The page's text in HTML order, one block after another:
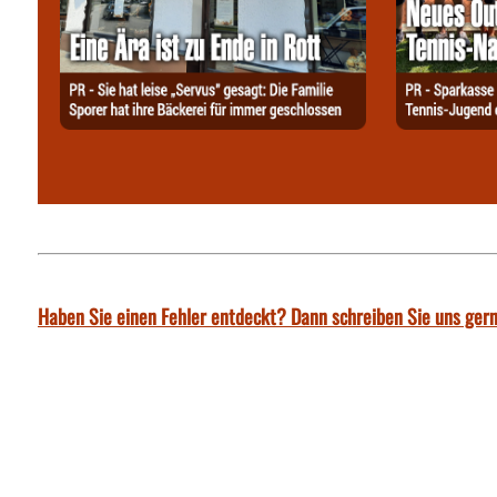
Haben Sie einen Fehler entdeckt? Dann schreiben Sie uns